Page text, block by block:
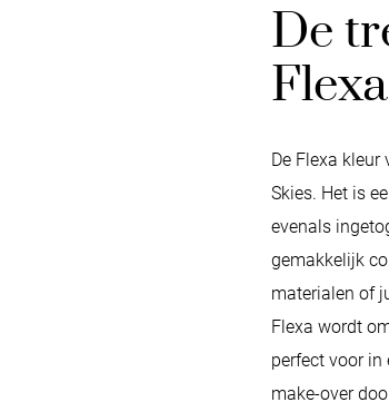
De
De Flexa
Skies. Het is
evenals
gemakkelijk
materialen of
Flexa wordt
perfect voor in
make-over